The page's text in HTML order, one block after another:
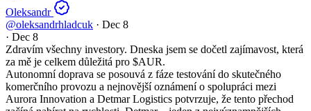
Oleksandr
@oleksandrhladcuk · Dec 8
· Dec 8
Zdravím všechny investory. Dneska jsem se dočetl zajímavost, která
za mě je celkem důležitá pro $AUR.
Autonomní doprava se posouvá z fáze testování do skutečného
komerčního provozu a nejnovější oznámení o spolupráci mezi
Aurora Innovation a Detmar Logistics potvrzuje, že tento přechod